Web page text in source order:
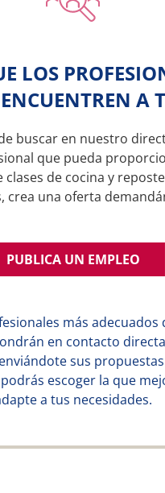
LOS
A
buscar en nuestro
que pueda
clases de cocina y
crea una oferta
PUBLICA UN EMPLEO
más adecuados
en contacto
sus
escoger la que
a tus necesidades.